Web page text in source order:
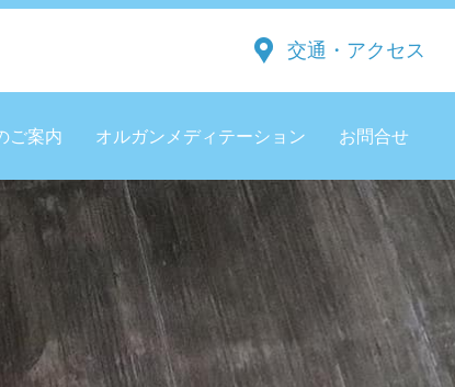
交通・アクセス
ご案内 オルガンメディテーション お問合せ